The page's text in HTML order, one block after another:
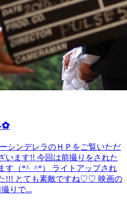
✿
シンデレラのＨＰをご覧いただ
います!! 今回は前撮りをされた
す（*^_^*） ライトアップされ
!!! とても素敵ですね♡♡ 映画の
りで...